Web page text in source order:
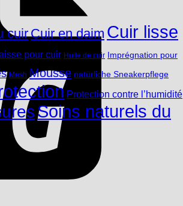
cuirCuir en daim Cuir lisse
pour cuir Huile de cuir Imprégnation pour
Mesh Mousse natürliche Sneakerpflege
Protection contre l’humidité
Soins naturels du